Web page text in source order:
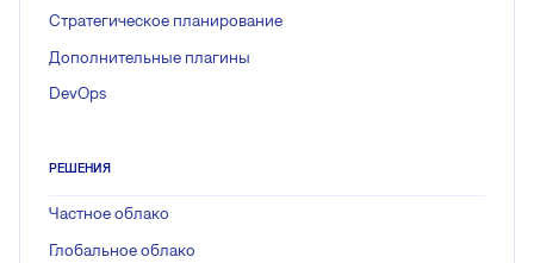
Стратегическое планирование
Дополнительные плагины
DevOps
РЕШЕНИЯ
Частное облако
Глобальное облако